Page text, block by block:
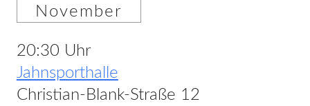
November
20:30 Uhr
Jahnsporthalle
Christian-Blank-Straße 12